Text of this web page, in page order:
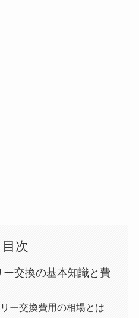
目次
交換の基本知識と費
ー交換費用の相場とは